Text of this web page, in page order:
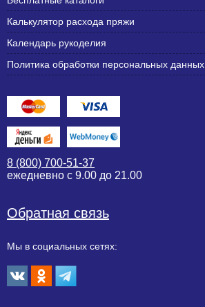
Калькулятор расхода пряжи
Календарь рукоделия
Политика обработки персональных данных
8 (800) 700-51-37
ежедневно с 9.00 до 21.00
Обратная связь
Мы в социальных сетях: